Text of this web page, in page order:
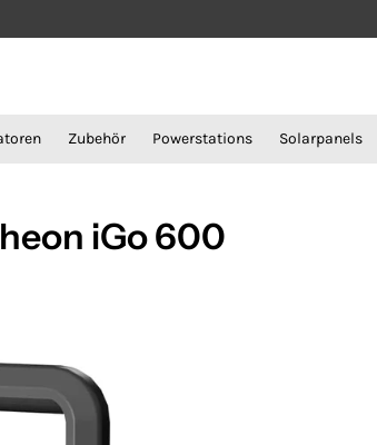
Zubehör Powerstations Solarpanels
iGo 600